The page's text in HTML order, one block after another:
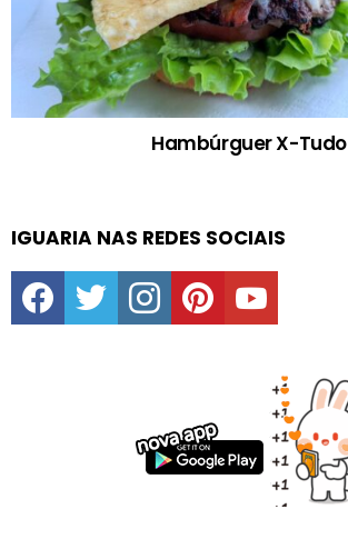
Hambúrguer X-Tudo
IGUARIA NAS REDES SOCIAIS
facebooktwitter instagrampinterestyoutube